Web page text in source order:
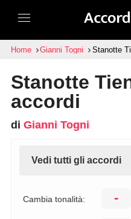
Home Gianni Togni Stanotte
Stanotte
accordi
di Gianni Togni
Vedi tutti gli accordi
Cambia tonalità: -